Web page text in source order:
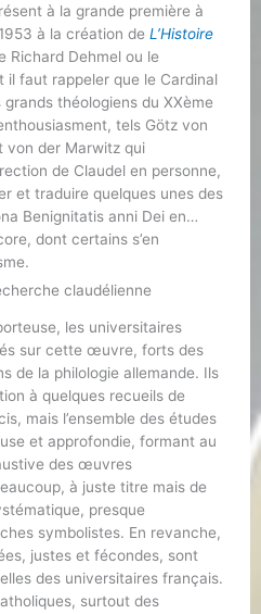
à la grande première à
à la création de L’Histoire
Richard Dehmel ou le
il faut rappeler que le Cardinal
théologiens du XXème
tels Götz von
von der Marwitz qui
de Claudel en personne,
et traduire quelques unes des
Benignitatis anni Dei en…
dont certains s’en
claudélienne
les universitaires
sur cette œuvre, forts des
de la philologie allemande. Ils
à quelques recueils de
mais l’ensemble des études
et approfondie, formant au
des œuvres
à juste titre mais de
presque
symbolistes. En revanche,
justes et fécondes, sont
des universitaires français.
surtout des